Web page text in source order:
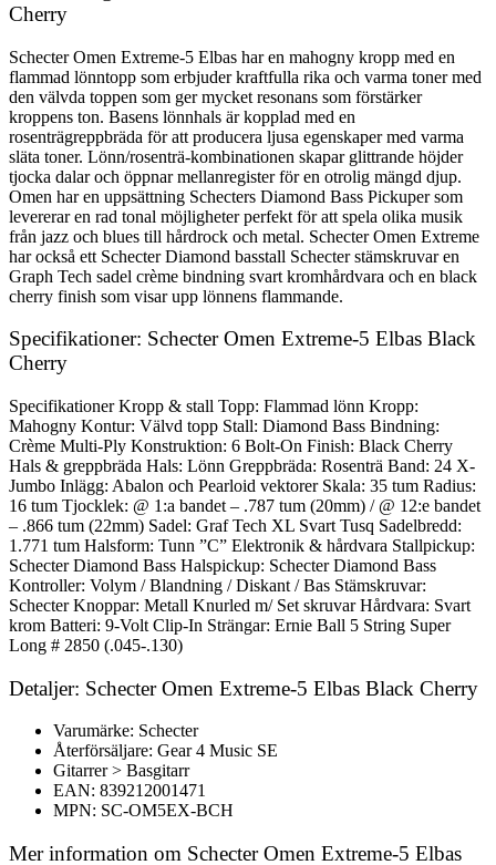
Cherry
Schecter Omen Extreme-5 Elbas har en mahogny kropp med en
flammad lönntopp som erbjuder kraftfulla rika och varma toner med
den välvda toppen som ger mycket resonans som förstärker
kroppens ton. Basens lönnhals är kopplad med en
rosenträgreppbräda för att producera ljusa egenskaper med varma
släta toner. Lönn/rosenträ-kombinationen skapar glittrande höjder
tjocka dalar och öppnar mellanregister för en otrolig mängd djup.
Omen har en uppsättning Schecters Diamond Bass Pickuper som
levererar en rad tonal möjligheter perfekt för att spela olika musik
från jazz och blues till hårdrock och metal. Schecter Omen Extreme
har också ett Schecter Diamond basstall Schecter stämskruvar en
Graph Tech sadel crème bindning svart kromhårdvara och en black
cherry finish som visar upp lönnens flammande.
Specifikationer: Schecter Omen Extreme-5 Elbas Black
Cherry
Specifikationer Kropp & stall Topp: Flammad lönn Kropp:
Mahogny Kontur: Välvd topp Stall: Diamond Bass Bindning:
Crème Multi-Ply Konstruktion: 6 Bolt-On Finish: Black Cherry
Hals & greppbräda Hals: Lönn Greppbräda: Rosenträ Band: 24 X-
Jumbo Inlägg: Abalon och Pearloid vektorer Skala: 35 tum Radius:
16 tum Tjocklek: @ 1:a bandet – .787 tum (20mm) / @ 12:e bandet
– .866 tum (22mm) Sadel: Graf Tech XL Svart Tusq Sadelbredd:
1.771 tum Halsform: Tunn ”C” Elektronik & hårdvara Stallpickup:
Schecter Diamond Bass Halspickup: Schecter Diamond Bass
Kontroller: Volym / Blandning / Diskant / Bas Stämskruvar:
Schecter Knoppar: Metall Knurled m/ Set skruvar Hårdvara: Svart
krom Batteri: 9-Volt Clip-In Strängar: Ernie Ball 5 String Super
Long # 2850 (.045-.130)
Detaljer: Schecter Omen Extreme-5 Elbas Black Cherry
Varumärke: Schecter
Återförsäljare: Gear 4 Music SE
Gitarrer > Basgitarr
EAN: 839212001471
MPN: SC-OM5EX-BCH
Mer information om Schecter Omen Extreme-5 Elbas